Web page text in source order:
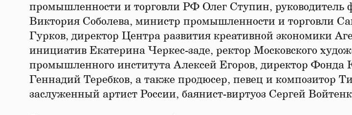
промышленности и торговли РФ Олег Ступин, руководитель
Виктория Соболева, министр промышленности и торговли
Гурков, директор Центра развития креативной экономики
инициатив Екатерина Черкес-заде, ректор Московского
промышленного института Алексей Егоров, директор
Геннадий Теребков, а также продюсер, певец и композитор
заслуженный артист России, баянист-виртуоз Сергей